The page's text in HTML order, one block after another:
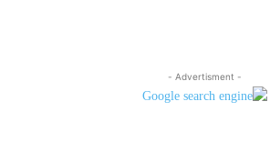
- Advertisment -